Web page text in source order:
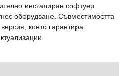
инсталиран софтуер
оборудване. Съвместимостта
което гарантира